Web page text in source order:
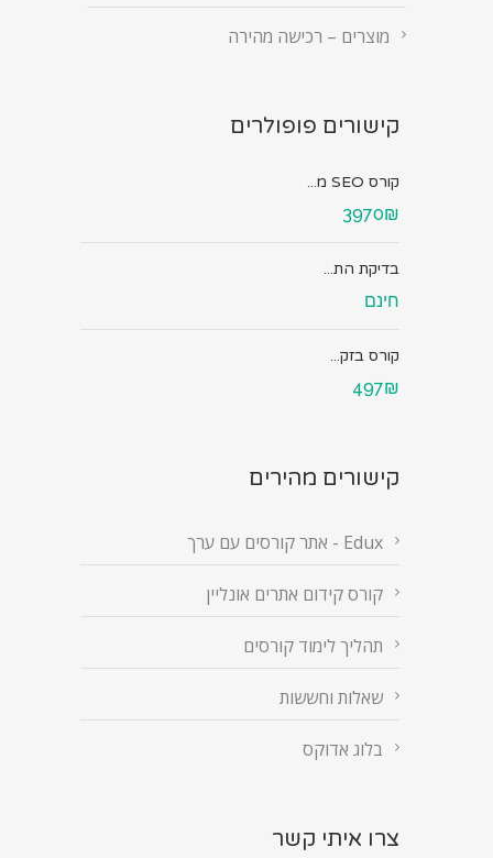
מוצרים – רכישה מהירה
קישורים פופולרים
קורס SEO מ...
3970₪
בדיקת הת...
חינם
קורס בזק...
497₪
קישורים מהירים
Edux - אתר קורסים עם ערך
קורס קידום אתרים אונליין
תהליך לימוד קורסים
שאלות וחששות
בלוג אדוקס
צרו איתי קשר